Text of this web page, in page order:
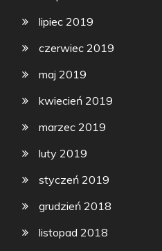
lipiec 2019
czerwiec 2019
maj 2019
kwiecień 2019
marzec 2019
luty 2019
styczeń 2019
grudzień 2018
listopad 2018